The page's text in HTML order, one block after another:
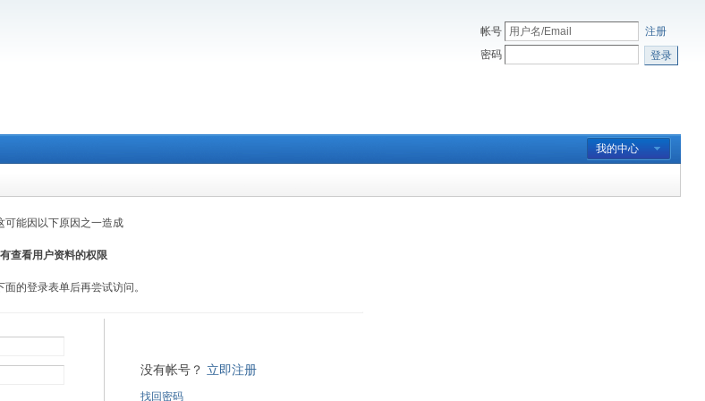
帐号
注册
密码
登录
我的中心
可能因以下原因之一造成
查看用户资料的权限
的登录表单后再尝试访问。
没有帐号？ 立即注册
找回密码